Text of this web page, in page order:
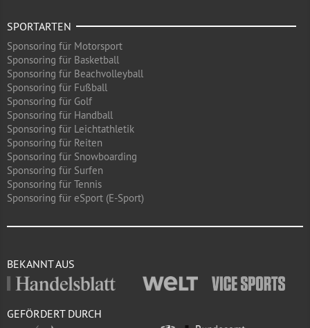
SPORTARTEN
Sponsoring für Motorsport
Sponsoring für Basketball
Sponsoring für Beachvolleyball
Sponsoring für Fußball
Sponsoring für Golf
Sponsoring für Handball
Sponsoring für Leichtathletik
Sponsoring für Reiten
Sponsoring für Snowboarding
Sponsoring für Surfen
Sponsoring für Tennis
Sponsoring für eSport (E-Sport)
BEKANNT AUS
GEFÖRDERT DURCH